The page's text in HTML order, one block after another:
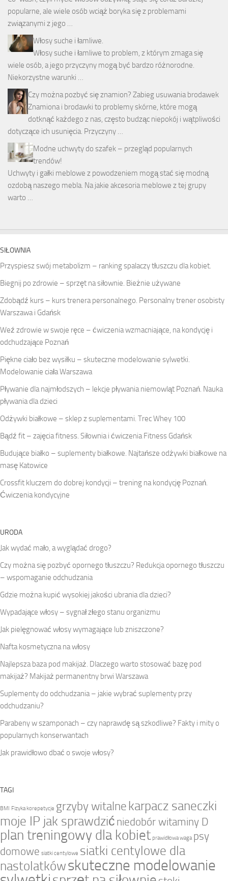
popularne, ale wiele osób wciąż boryka się z problemami
związanymi z jego …
Włosy suche i łamliwe.
Włosy suche i łamliwe to problem, z którym zmaga się
wiele osób, a jego przyczyny mogą być bardzo różnorodne.
Niekorzystne warunki …
Czy można pozbyć się znamion? Zabieg usuwania brodawek
Znamiona i brodawki to problemy skórne, które mogą
dotknąć każdego z nas, często budząc niepokój i wątpliwości
dotyczące ich usunięcia. Przyczyny …
Modne uchwyty do szafek – przegląd popularnych
trendów!
Uchwyty i gałki meblowe z powodzeniem mogą stać się modną
ozdobą naszego mebla. Na jakie akcesoria meblowe z tej grupy
warto …
SIŁOWNIA
Przyspiesz swój metabolizm – ranking spalaczy tłuszczu dla kobiet.
Biegnij po zdrowie – sprzęt na siłownie. Bieżnie używane
Zdobądź kurs – kurs trenera personalnego. Personalny trener osobisty
Warszawa i Gdańsk
Weź zdrowie w swoje ręce – ćwiczenia wzmacniające, na kondycję i
odchudzające Poznań
Piękne ciało bez wysiłku – skuteczne modelowanie sylwetki.
Modelowanie ciała Warszawa
Pływanie dla najmłodszych – lekcje pływania niemowląt Poznań. Nauka
pływania dla dzieci
Odżywki białkowe – sklep z suplementami. Trec Whey 100
Bądź fit – zajęcia fitness. Siłownia i ćwiczenia Fitness Gdańsk
Budujące białko – suplementy białkowe. Najtańsze odżywki białkowe na
masę Katowice
Crossfit kluczem do dobrej kondycji – trening na kondycję Poznań.
Ćwiczenia kondycyjne
URODA
Jak wydać mało, a wyglądać drogo?
Czy można się pozbyć opornego tłuszczu? Redukcja opornego tłuszczu
– wspomaganie odchudzania
Gdzie można kupić wysokiej jakości ubrania dla dzieci?
Wypadające włosy – sygnał złego stanu organizmu
Jak pielęgnować włosy wymagające lub zniszczone?
Nafta kosmetyczna na włosy
Najlepsza baza pod makijaż. Dlaczego warto stosować bazę pod
makijaż? Makijaż permanentny brwi Warszawa
Suplementy do odchudzania – jakie wybrać suplementy przy
odchudzaniu?
Parabeny w szamponach – czy naprawdę są szkodliwe? Fakty i mity o
popularnych konserwantach
Jak prawidłowo dbać o swoje włosy?
TAGI
BMI Fizyka korepetycje grzyby witalne karpacz saneczki
moje IP jak sprawdzić niedobór witaminy D
plan treningowy dla kobiet prawidłowa waga psy
domowe siatki centylowe siatki centylowe dla
nastolatkówskuteczne modelowanie